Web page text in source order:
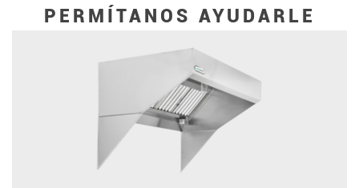
PERMÍTANOS AYUDARLE